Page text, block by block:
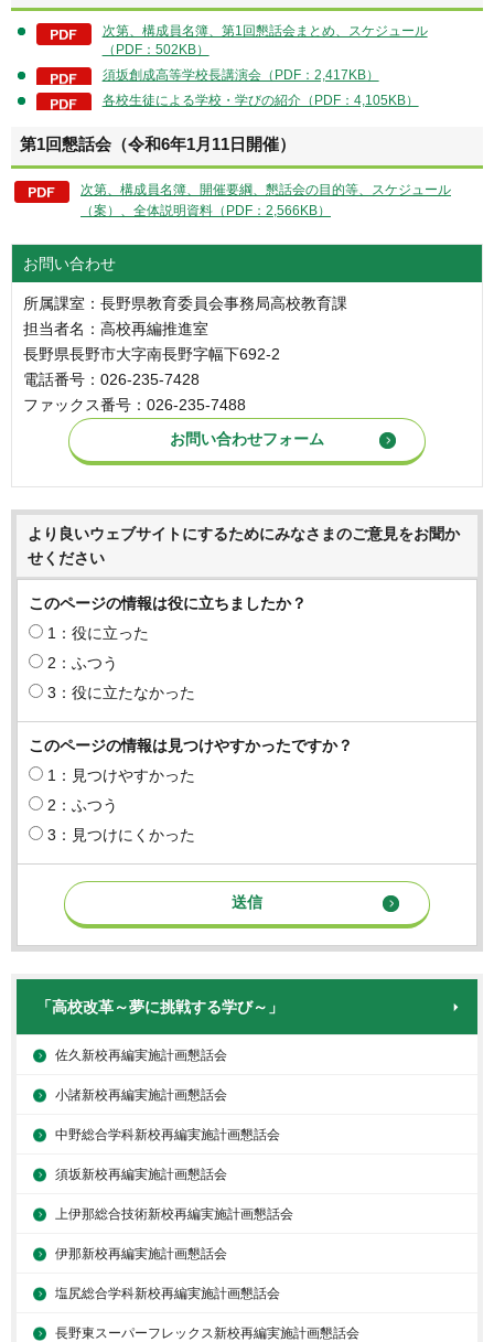
次第、構成員名簿、第1回懇話会まとめ、スケジュール
（PDF：502KB）
須坂創成高等学校長講演会（PDF：2,417KB）
各校生徒による学校・学びの紹介（PDF：4,105KB）
第1回懇話会（令和6年1月11日開催）
次第、構成員名簿、開催要綱、懇話会の目的等、スケジュール
（案）、全体説明資料（PDF：2,566KB）
お問い合わせ
所属課室：長野県教育委員会事務局高校教育課
担当者名：高校再編推進室
長野県長野市大字南長野字幅下692-2
電話番号：026-235-7428
ファックス番号：026-235-7488
より良いウェブサイトにするためにみなさまのご意見をお聞か
せください
このページの情報は役に立ちましたか？
1：役に立った
2：ふつう
3：役に立たなかった
このページの情報は見つけやすかったですか？
1：見つけやすかった
2：ふつう
3：見つけにくかった
「高校改革～夢に挑戦する学び～」
佐久新校再編実施計画懇話会
小諸新校再編実施計画懇話会
中野総合学科新校再編実施計画懇話会
須坂新校再編実施計画懇話会
上伊那総合技術新校再編実施計画懇話会
伊那新校再編実施計画懇話会
塩尻総合学科新校再編実施計画懇話会
長野東スーパーフレックス新校再編実施計画懇話会